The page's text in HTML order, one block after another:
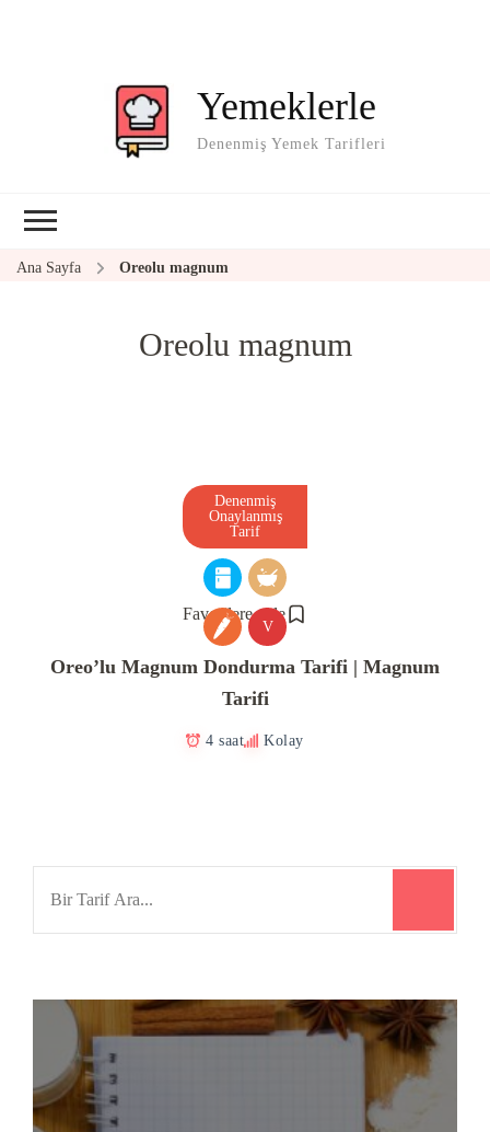
Yemeklerle
Denenmiş Yemek Tarifleri
Ana Sayfa Oreolu magnum
Oreolu magnum
Favorilere ekle
Denenmiş
Onaylanmış
Tarif
V
Oreo’lu Magnum Dondurma Tarifi | Magnum
Tarifi
4 saat Kolay